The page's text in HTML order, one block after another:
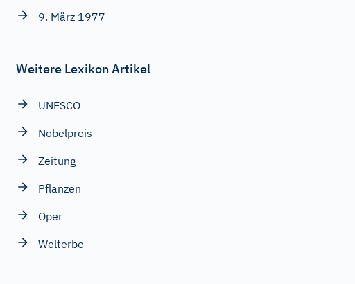
9. März 1977
Weitere Lexikon Artikel
UNESCO
Nobelpreis
Zeitung
Pflanzen
Oper
Welterbe